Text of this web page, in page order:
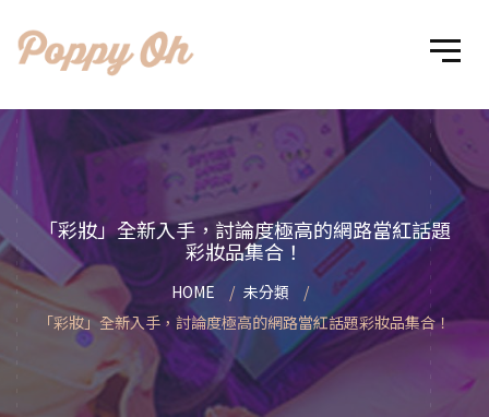
「彩妝」全新入手，討論度極高的網路當紅話題
彩妝品集合！
HOME
未分類
「彩妝」全新入手，討論度極高的網路當紅話題彩妝品集合！